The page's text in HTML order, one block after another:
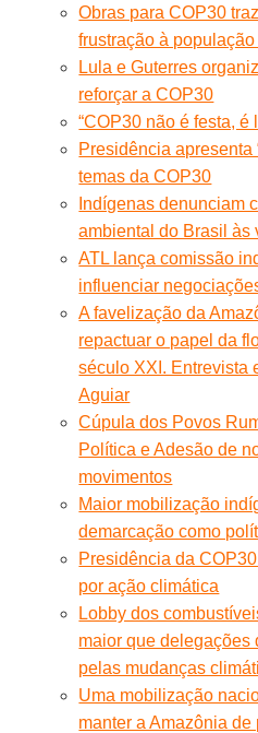
Obras para COP30
frustração à
Lula e Guterres
reforçar a COP30
“COP30 não é festa, é
Presidência apresenta
temas da COP30
Indígenas denunciam
ambiental do Brasil às
ATL lança comissão
influenciar
A favelização da
repactuar o papel da
século XXI. Entrevista
Aguiar
Cúpula dos Povos
Política e Adesão de
movimentos
Maior mobilização
demarcação como
Presidência da
por ação climática
Lobby dos
maior que delegações
pelas mudanças
Uma mobilização
manter a Amazônia de